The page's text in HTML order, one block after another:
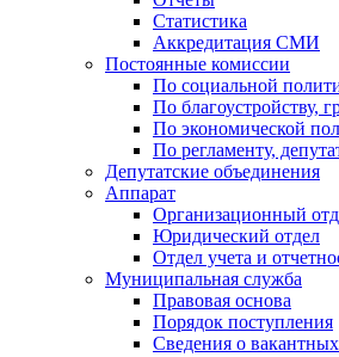
Статистика
Аккредитация СМИ
Постоянные комиссии
По социальной
По благоустройству,
По экономической
По регламенту,
Депутатские объединения
Аппарат
Организационный
Юридический отдел
Отдел учета и
Муниципальная служба
Правовая основа
Порядок поступления
Сведения о